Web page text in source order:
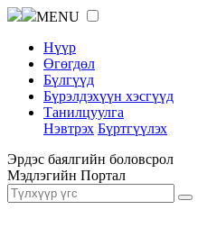
MENU
Нүүр
Өгөгдөл
Бүлгүүд
Бүрэлдэхүүн хэсгүүд
Танилцуулга
Нэвтрэх Бүртгүүлэх
Эрдэс баялгийн боловсрол
Мэдлэгийн Портал